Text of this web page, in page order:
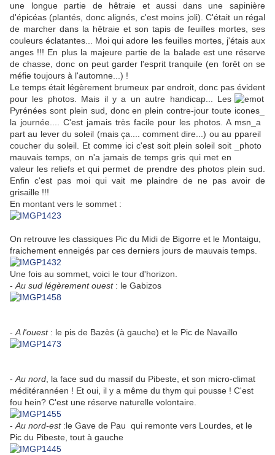
une longue partie de hêtraie et aussi dans une sapinière
d'épicéas (plantés, donc alignés, c'est moins joli). C'était un régal
de marcher dans la hêtraie et son tapis de feuilles mortes, ses
couleurs éclatantes... Moi qui adore les feuilles mortes, j'étais aux
anges !!! En plus la majeure partie de la balade est une réserve
de chasse, donc on peut garder l'esprit tranquile (en forêt on se
méfie toujours à l'automne...) !
Le temps était légèrement brumeux par endroit, donc pas évident
pour les photos. Mais il y a un autre handicap... Les
Pyrénées sont plein sud, donc en plein contre-jour toute
la journée.... C'est jamais très facile pour les photos. A
part au lever du soleil (mais ça.... comment dire...) ou au
coucher du soleil. Et comme ici c'est soit plein soleil soit
mauvais temps, on n'a jamais de temps gris qui met en
valeur les reliefs et qui permet de prendre des photos plein sud.
Enfin c'est pas moi qui vait me plaindre de ne pas avoir de
grisaille !!!
En montant vers le sommet :
On retrouve les classiques Pic du Midi de Bigorre et le Montaigu,
fraichement enneigés par ces derniers jours de mauvais temps.
Une fois au sommet, voici le tour d'horizon.
- Au sud légèrement ouest: le Gabizos
- A l'ouest: le pis de Bazès (à gauche) et le Pic de Navaillo
- Au nord , la face sud du massif du Pibeste, et son micro-climat
méditérannéen ! Et oui, il y a même du thym qui pousse ! C'est
fou hein? C'est une réserve naturelle volontaire.
- Au nord-est:le Gave de Pau qui remonte vers Lourdes, et le
Pic du Pibeste, tout à gauche